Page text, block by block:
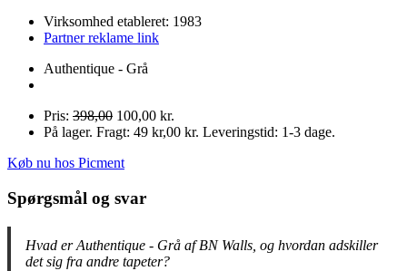
Virksomhed etableret: 1983
Partner reklame link
Authentique - Grå
Pris: 398,00 100,00 kr.
På lager. Fragt: 49 kr,00 kr. Leveringstid: 1-3 dage.
Køb nu hos Picment
Spørgsmål og svar
Hvad er Authentique - Grå af BN Walls, og hvordan adskiller
det sig fra andre tapeter?